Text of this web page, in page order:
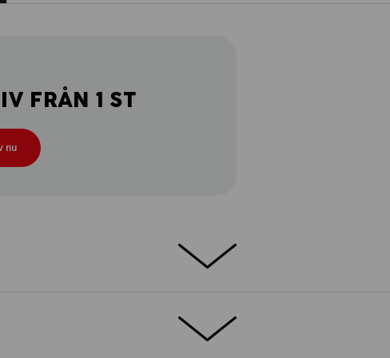
FRÅN 1 ST
nu
arbetskläder: Lätthet, komfort och sportig stil.